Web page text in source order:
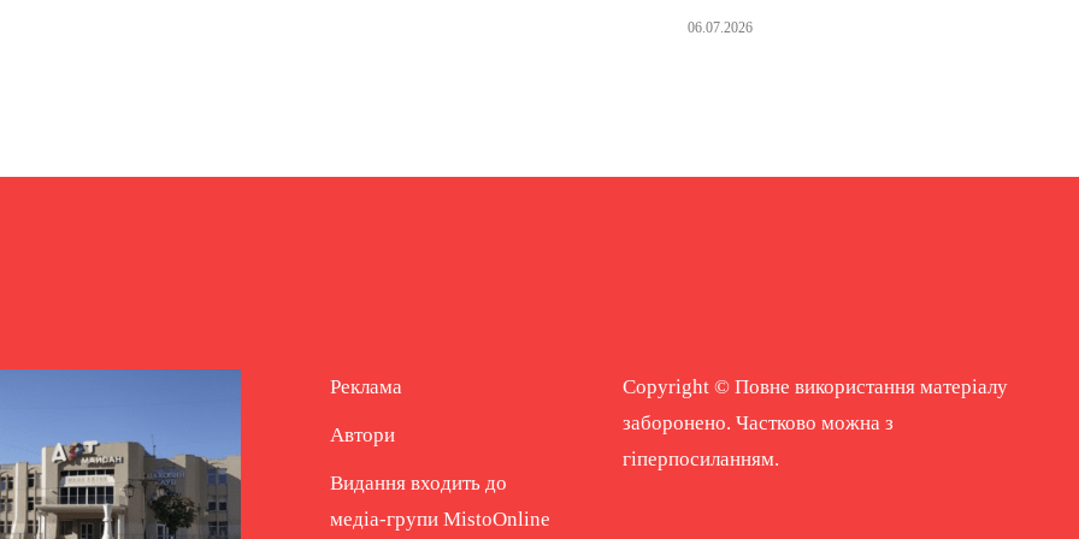
06.07.2026
Реклама
Автори
Видання входить до
медіа-групи MistoOnline
Copyright © Повне використання матеріалу
заборонено. Частково можна з
гіперпосиланням.